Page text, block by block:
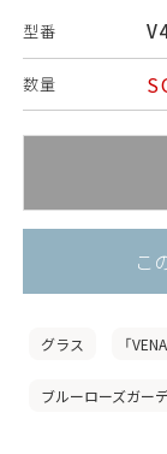
型番
数量
こ
グラス 「
ブルーローズガー